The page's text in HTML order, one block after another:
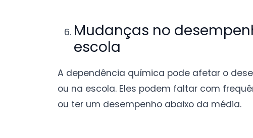
Mudanças no
escola
A dependência química pode afetar o
ou na escola. Eles podem faltar com
ou ter um desempenho abaixo da média.